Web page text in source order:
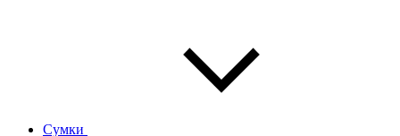
Сумки